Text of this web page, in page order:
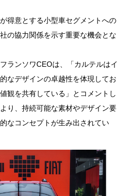
得意とする小型車セグメントへの
の協力関係を示す重要な機会とな
ランソワCEOは、「カルテルはイ
なデザインの卓越性を体現してお
観を共有している」とコメントし
り、持続可能な素材やデザイン要
なコンセプトが生み出されてい